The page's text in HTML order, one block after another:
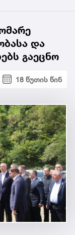
და
გაეცნო
18 წუთის წინ